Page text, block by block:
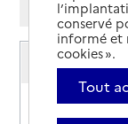
Mode liste
Service
ADHAP
Adresse
149 rue de
conservé
informé et
cookies ».
Tout